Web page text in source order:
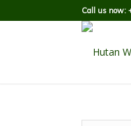
Call us